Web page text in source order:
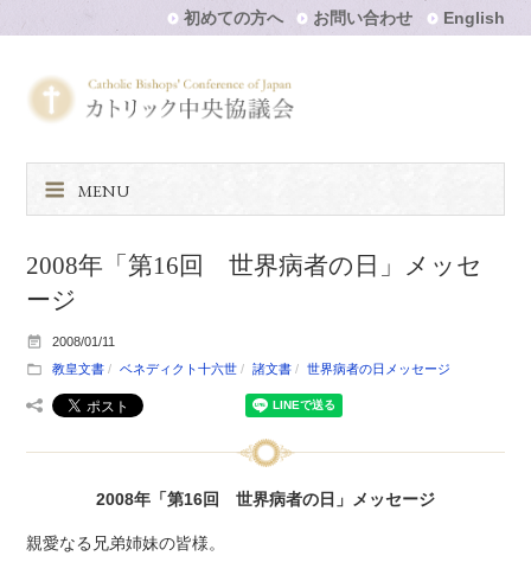
初めての方へ お問い合わせ English
MENU
2008年「第16回 世界病者の日」メッセ
ージ
2008/01/11
教皇文書
ベネディクト十六世 諸文書 世界病者の日メッセージ
2008年「第16回 世界病者の日」メッセージ
親愛なる兄弟姉妹の皆様。